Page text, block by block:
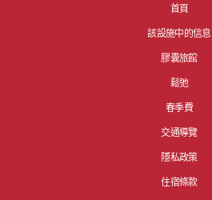
首頁
該設施中的信息
膠囊旅館
鬆弛
春季費
交通導覽
隱私政策
住宿條款